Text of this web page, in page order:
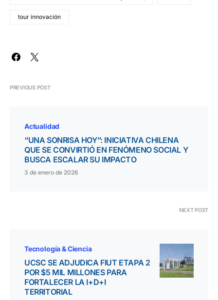
tour innovación
PREVIOUS POST
Actualidad
“UNA SONRISA HOY”: INICIATIVA CHILENA
QUE SE CONVIRTIÓ EN FENÓMENO SOCIAL Y
BUSCA ESCALAR SU IMPACTO
3 de enero de 2026
NEXT POST
Tecnología & Ciencia
UCSC SE ADJUDICA FIUT ETAPA 2
POR $5 MIL MILLONES PARA
FORTALECER LA I+D+I
TERRITORIAL